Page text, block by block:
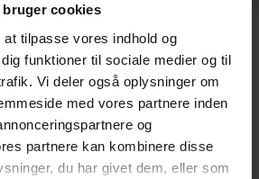
bruger cookies
tilpasse vores indhold og
funktioner til sociale medier og til
Vi deler også oplysninger om
med vores partnere inden
og
partnere kan kombinere disse
du har givet dem, eller som